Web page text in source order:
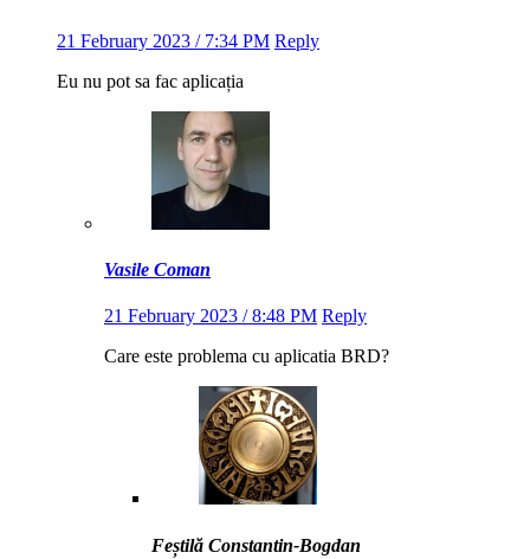
21 February 2023 / 7:34 PM Reply
Eu nu pot sa fac aplicația
Vasile Coman
21 February 2023 / 8:48 PM Reply
Care este problema cu aplicatia BRD?
Feștilă Constantin-Bogdan